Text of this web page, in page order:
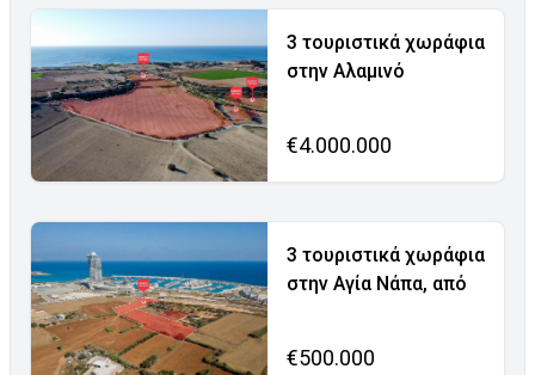
3 τουριστικά χωράφια
στην Αλαμινό
€4.000.000
3 τουριστικά χωράφια
στην Αγία Νάπα, από
€500.000